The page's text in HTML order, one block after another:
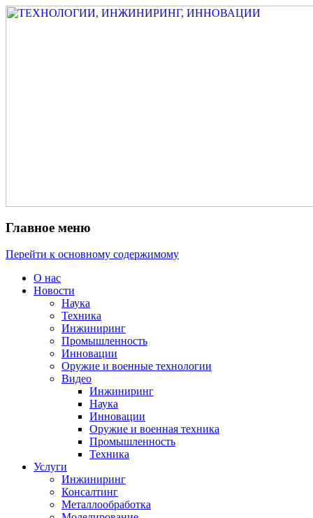
Главное меню
Перейти к основному содержимому
О нас
Новости
Наука
Техника
Инжиниринг
Промышленность
Инновации
Оружие и военные технологии
Видео
Инжиниринг
Наука
Инновации
Оружие и военная техника
Промышленность
Техника
Услуги
Инжиниринг
Консалтинг
Металлообработка